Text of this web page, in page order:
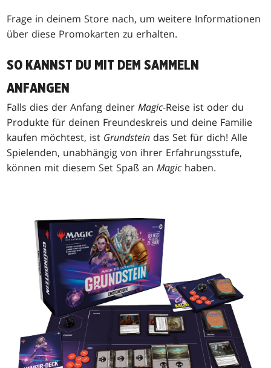
Frage in deinem Store nach, um weitere Informationen
über diese Promokarten zu erhalten.
SO KANNST DU MIT DEM SAMMELN
ANFANGEN
Falls dies der Anfang deinerMagic-Reise ist oder du
Produkte für deinen Freundeskreis und deine Familie
kaufen möchtest, ist Grundstein das Set für dich! Alle
Spielenden, unabhängig von ihrer Erfahrungsstufe,
können mit diesem Set Spaß anMagic haben.